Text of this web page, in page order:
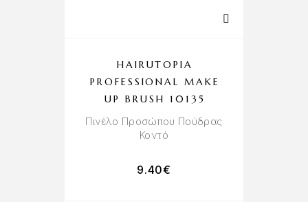
HAIRUTOPIA
PROFESSIONAL MAKE
UP BRUSH 10135
Πινέλο Προσώπου Πούδρας
Κοντό
9.40€